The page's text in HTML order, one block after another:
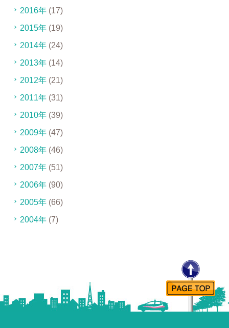
2016年(17)
2015年(19)
2014年(24)
2013年(14)
2012年(21)
2011年(31)
2010年(39)
2009年(47)
2008年(46)
2007年(51)
2006年(90)
2005年(66)
2004年(7)